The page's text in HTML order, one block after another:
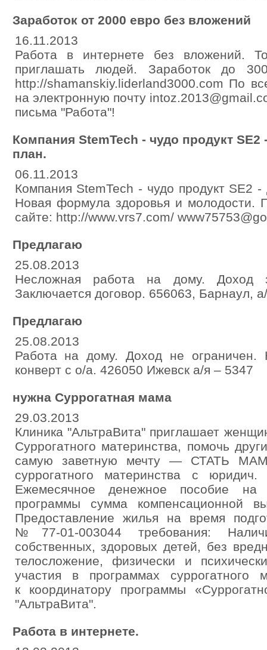
Заработок от 2000 евро без вложений
16.11.2013
Работа в интернете без вложений.
приглашать людей. Заработок до
http://shamanskiy.liderland3000.com По
на электронную почту
письма "Работа"!
Компания StemTech - чудо продукт
план.
06.11.2013
Компания StemTech - чудо продукт SE2
Новая формула здоровья и молодости.
сайте: http://www.vrs7.com/
Предлагаю
25.08.2013
Несложная работа на дому. Доход
Заключается договор. 656063, Барнаул,
Предлагаю
25.08.2013
Работа на дому. Доход не ограничен.
конверт с о/а. 426050 Ижевск а/я – 5347
нужна Суррогатная мама
29.03.2013
Клиника "АльтраВита" приглашает
Суррогатного материнства, помочь
самую заветную мечту — СТАТЬ
cуррогатного материнства с
Ежемесячное денежное пособие на
программы сумма компенсационной
Предоставление жилья на время
№77-01-003044 требования:
собственных, здоровых детей, без
телосложение, физически и
участия в программах суррогатного
к координатору программы
"АльтраВита".
Работа в интернете.